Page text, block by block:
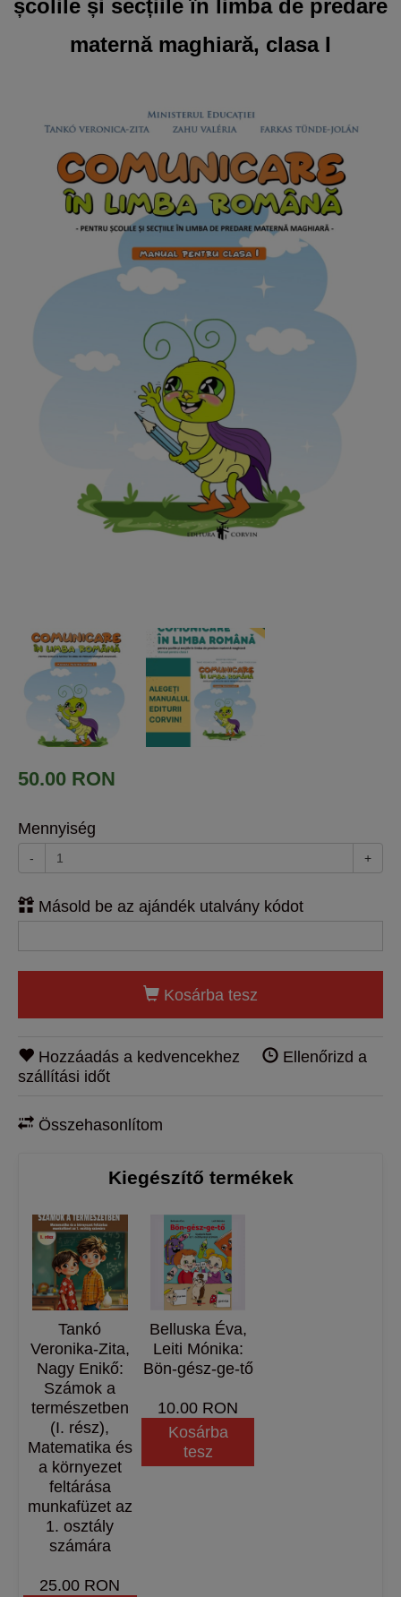
școlile și secțiile în limba de predare
maternă maghiară, clasa I
50.00 RON
Mennyiség
- +
Másold be az ajándék utalvány kódot
Kosárba tesz
Hozzáadás a kedvencekhez
Ellenőrizd a
szállítási időt
Összehasonlítom
Kiegészítő termékek
Tankó
Veronika-Zita,
Nagy Enikő:
Számok a
természetben
(I. rész),
Matematika és
a környezet
feltárása
munkafüzet az
1. osztály
számára
25.00 RON
​Belluska Éva,
Leiti Mónika:
Bön-gész-ge-tő
10.00 RON
Kosárba
tesz